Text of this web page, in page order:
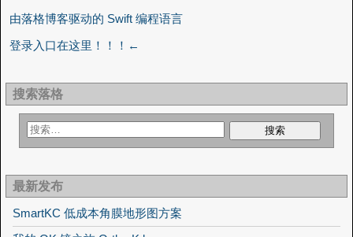
由落格博客驱动的 Swift 编程语言
登录入口在这里！！！←
搜索落格
最新发布
SmartKC 低成本角膜地形图方案